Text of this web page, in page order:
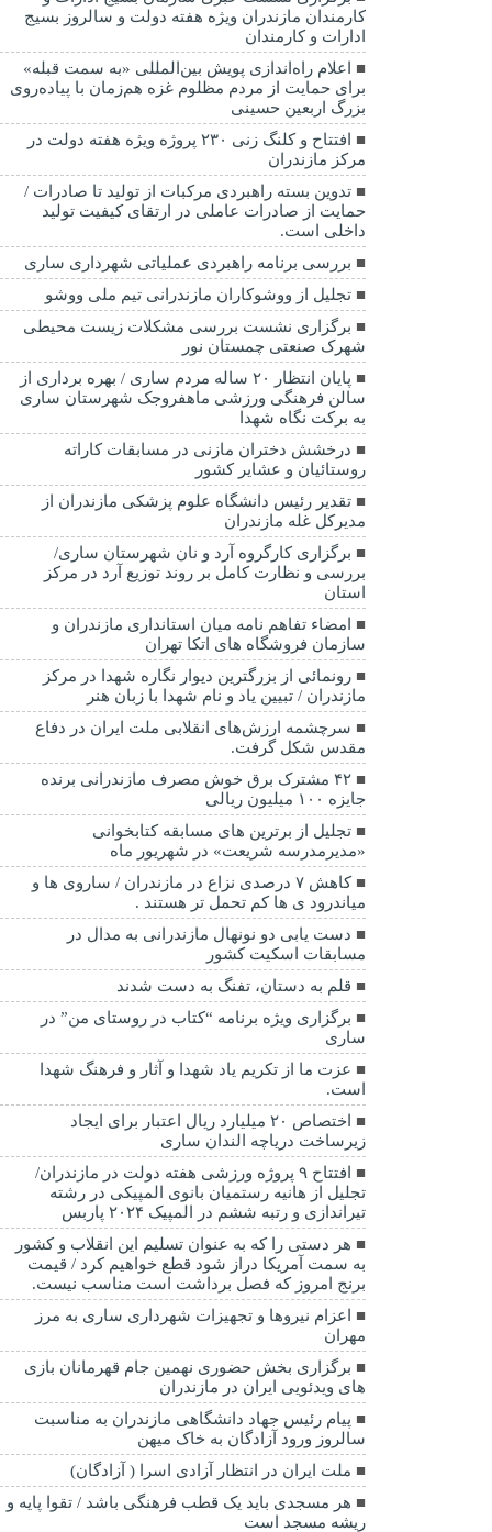
کارمندان مازندران ویژه هفته دولت و سالروز بسیج
ادارات و کارمندان
اعلام راه‌اندازی پویش بین‌المللی «به سمت قبله»
برای حمایت از مردم مظلوم غزه هم‌زمان با پیاده‌روی
بزرگ اربعین حسینی
افتتاح و کلنگ زنی ۲۳۰ پروژه ویژه هفته دولت در
مرکز مازندران
تدوین بسته راهبردی مرکبات از تولید تا صادرات /
حمایت از صادرات عاملی در ارتقای کیفیت تولید
داخلی است.
بررسی برنامه راهبردی عملیاتی شهرداری ساری
تجلیل از ووشوکاران مازندرانی تیم ملی ووشو
برگزاری نشست بررسی مشکلات زیست محیطی
شهرک صنعتی چمستان نور
پایان انتظار ۲۰ ساله مردم ساری / بهره برداری از
سالن فرهنگی ورزشی ماهفروجک شهرستان ساری
به برکت نگاه شهدا
درخشش دختران مازنی در مسابقات کاراته
روستائیان و عشایر کشور
تقدیر رئیس دانشگاه علوم پزشکی مازندران از
مدیرکل غله مازندران
برگزاری کارگروه آرد و نان شهرستان ساری/
بررسی و نظارت کامل بر روند توزیع آرد در مرکز
استان
امضاء تفاهم نامه میان استانداری مازندران و
سازمان فروشگاه های اتکا تهران
رونمائی از بزرگترین دیوار نگاره شهدا در مرکز
مازندران / تبیین یاد و نام شهدا با زبان هنر
سرچشمه ارزش‌های انقلابی ملت ایران در دفاع
مقدس شکل گرفت.
۴۲ مشترک برق خوش مصرف مازندرانی برنده
جایزه ۱۰۰ میلیون ریالی
تجلیل از برترین های مسابقه کتابخوانی
«مدیرمدرسه شریعت» در شهریور ماه
کاهش ۷ درصدی نزاع در مازندران / ساروی ها و
میاندرود ی ها کم تحمل تر هستند‌ .
دست یابی دو نونهال مازندرانی به مدال در
مسابقات اسکیت کشور
قلم به دستان، تفنگ به دست شدند
برگزاری ویژه برنامه “کتاب در روستای من” در
ساری
عزت ما از تکریم یاد شهدا و آثار و فرهنگ شهدا
است.
اختصاص ۲۰ میلیارد ریال اعتبار برای ایجاد
زیرساخت دریاچه الندان ساری
افتتاح ۹ پروژه ورزشی هفته دولت در مازندران/
تجلیل از هانیه رستمیان بانوی المپیکی در رشته
تیراندازی و رتبه ششم در المپیک ۲۰۲۴ پاربس
هر دستی را که به عنوان تسلیم این انقلاب و کشور
به سمت آمريکا دراز شود قطع خواهیم کرد / قیمت
برنج امروز که فصل برداشت است مناسب نیست.
اعزام نیروها و تجهیزات شهرداری ساری به مرز
مهران
برگزاری بخش حضوری نهمین جام قهرمانان بازی
های ویدئویی ایران در مازندران
پیام رئیس جهاد دانشگاهی مازندران به مناسبت
سالروز ورود آزادگان به خاک میهن
ملت ایران در انتظار آزادی اسرا ( آزادگان)
هر مسجدی باید یک قطب فرهنگی باشد / تقوا پایه و
ریشه مسجد است